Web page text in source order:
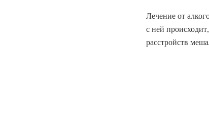
Лечение от
с ней
расстройств